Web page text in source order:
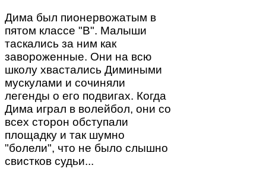
Дима был пионервожатым в
пятом классе "В". Малыши
таскались за ним как
завороженные. Они на всю
школу хвастались Димиными
мускулами и сочиняли
легенды о его подвигах. Когда
Дима играл в волейбол, они со
всех сторон обступали
площадку и так шумно
"болели", что не было слышно
свистков судьи...